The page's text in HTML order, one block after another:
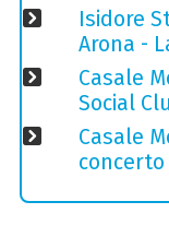
Isidore
Arona -
Casale
Social
Casale